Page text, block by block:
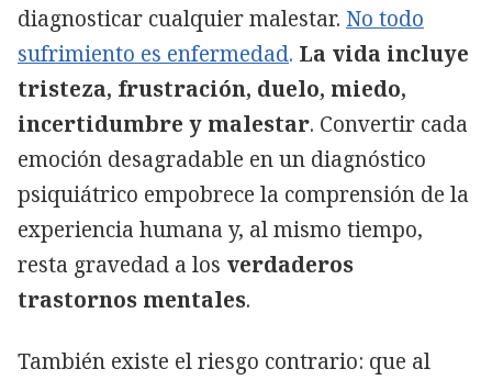
diagnosticar cualquier malestar. No todo
sufrimiento es enfermedad. La vida incluye
tristeza, frustración, duelo, miedo,
incertidumbre y malestar. Convertir cada
emoción desagradable en un diagnóstico
psiquiátrico empobrece la comprensión de la
experiencia humana y, al mismo tiempo,
resta gravedad a los verdaderos
trastornos mentales.
También existe el riesgo contrario: que al